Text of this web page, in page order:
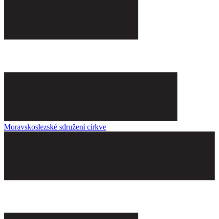
Moravskoslezské sdružení církve